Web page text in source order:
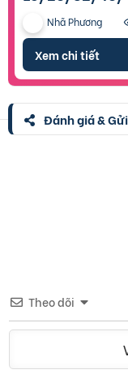
Nhã Phương
Xem chi tiết
Đánh giá &
Theo dõi